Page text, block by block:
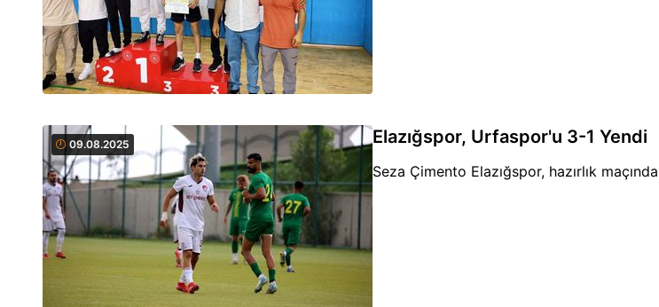
09.08.2025 Elazığspor, Urfaspor'u 3-1 Yendi
Seza Çimento Elazığspor, hazırlık